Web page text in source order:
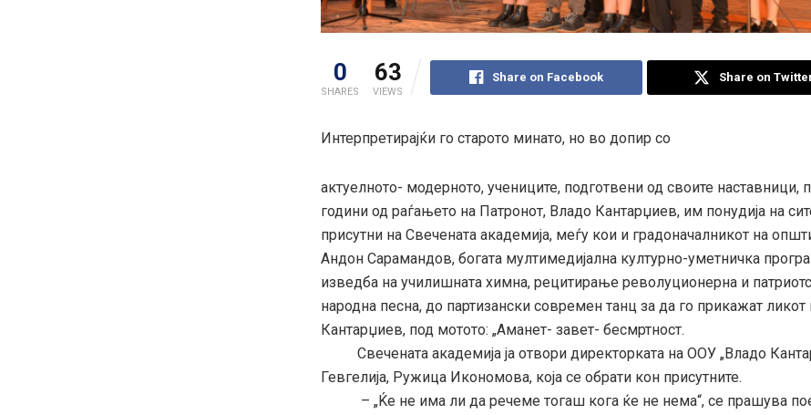
0
SHARES
63
VIEWS
Share on Facebook Share on
Интерпретирајќи го старото минато, но во допир со
актуелното- модерното, учениците, подготвени од своите наставници,
години од раѓањето на Патронот, Владо Кантарџиев, им понудија на
присутни на Свечената академија, меѓу кои и градоначалникот на
Андон Сарамандов, богата мултимедијална културно-уметничка
изведба на училишната химна, рецитирање револуционерна и
народна песна, до партизански современ танц за да го прикажат ликот
Кантарџиев, под мотото: „Аманет- завет- бесмртност.
Свечената академија ја отвори директорката на ООУ „Владо
Гевгелија, Ружица Икономова, која се обрати кон присутните.
– „Ќе не има ли да речеме тогаш кога ќе не нема“, се прашува